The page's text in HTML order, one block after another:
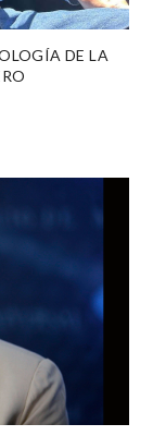
DE LA